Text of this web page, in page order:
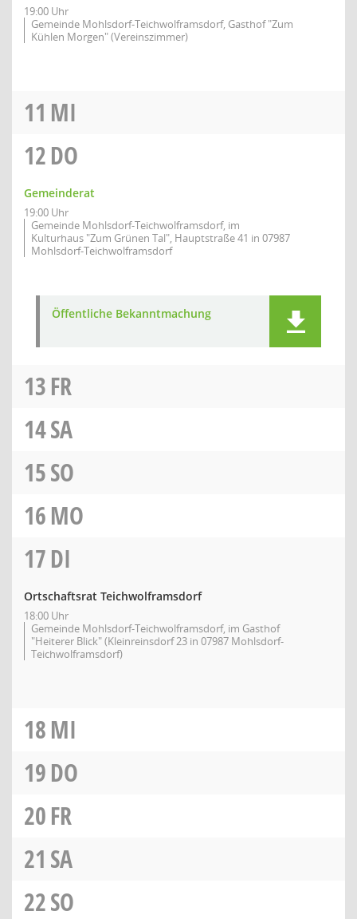
19:00 Uhr
Gemeinde Mohlsdorf-Teichwolframsdorf, Gasthof "Zum
Kühlen Morgen" (Vereinszimmer)
11 MI
12DO
Gemeinderat
19:00 Uhr
Gemeinde Mohlsdorf-Teichwolframsdorf, im
Kulturhaus "Zum Grünen Tal", Hauptstraße 41 in 07987
Mohlsdorf-Teichwolframsdorf
Öffentliche Bekanntmachung
13FR
14SA
15SO
16MO
17DI
Ortschaftsrat Teichwolframsdorf
18:00 Uhr
Gemeinde Mohlsdorf-Teichwolframsdorf, im Gasthof
"Heiterer Blick" (Kleinreinsdorf 23 in 07987 Mohlsdorf-
Teichwolframsdorf)
18MI
19DO
20FR
21 SA
22SO